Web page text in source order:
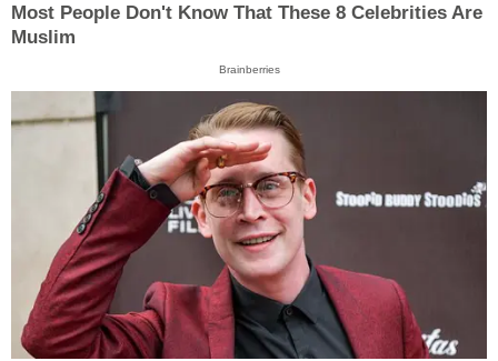
Most People Don't Know That These 8 Celebrities Are
Muslim
Brainberries